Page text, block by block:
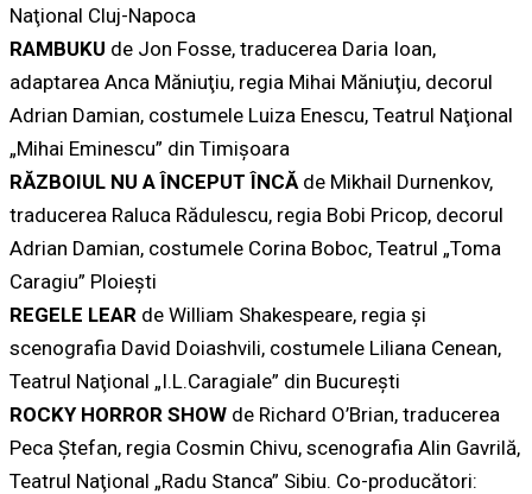
Naţional Cluj-Napoca
RAMBUKU de Jon Fosse, traducerea Daria Ioan,
adaptarea Anca Măniuţiu, regia Mihai Măniuţiu, decorul
Adrian Damian, costumele Luiza Enescu, Teatrul Naţional
„Mihai Eminescu” din Timişoara
RĂZBOIUL NU A ÎNCEPUT ÎNCĂ de Mikhail Durnenkov,
traducerea Raluca Rădulescu, regia Bobi Pricop, decorul
Adrian Damian, costumele Corina Boboc, Teatrul „Toma
Caragiu” Ploieşti
REGELE LEAR de William Shakespeare, regia şi
scenografia David Doiashvili, costumele Liliana Cenean,
Teatrul Naţional „I.L.Caragiale” din Bucureşti
ROCKY HORROR SHOW de Richard O’Brian, traducerea
Peca Ştefan, regia Cosmin Chivu, scenografia Alin Gavrilă,
Teatrul Naţional „Radu Stanca” Sibiu. Co-producători: